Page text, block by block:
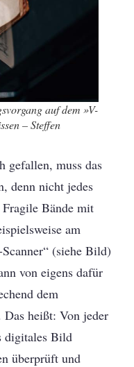
auf dem »V-
– Steffen
gefallen, muss das
denn nicht jedes
Bände mit
am
(siehe Bild)
von eigens dafür
dem
heißt: Von jeder
digitales Bild
überprüft und